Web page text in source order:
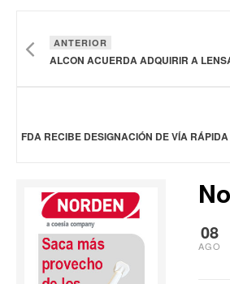
ANTERIOR
ALCON ACUERDA ADQUIRIR A
08
AGO